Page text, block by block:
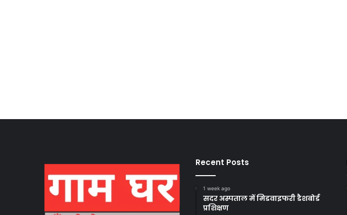
Recent Posts
1 week ago
सदर अस्पताल में मिडवाइफरी डैशबोर्ड
प्रशिक्षण